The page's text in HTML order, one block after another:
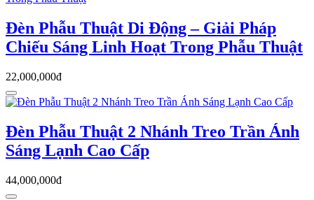
Đèn Phẫu Thuật Di Động – Giải Pháp
Chiếu Sáng Linh Hoạt Trong Phẫu Thuật
22,000,000đ
Đèn Phẫu Thuật 2 Nhánh Treo Trần Ánh
Sáng Lạnh Cao Cấp
44,000,000đ